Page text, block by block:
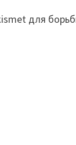
для